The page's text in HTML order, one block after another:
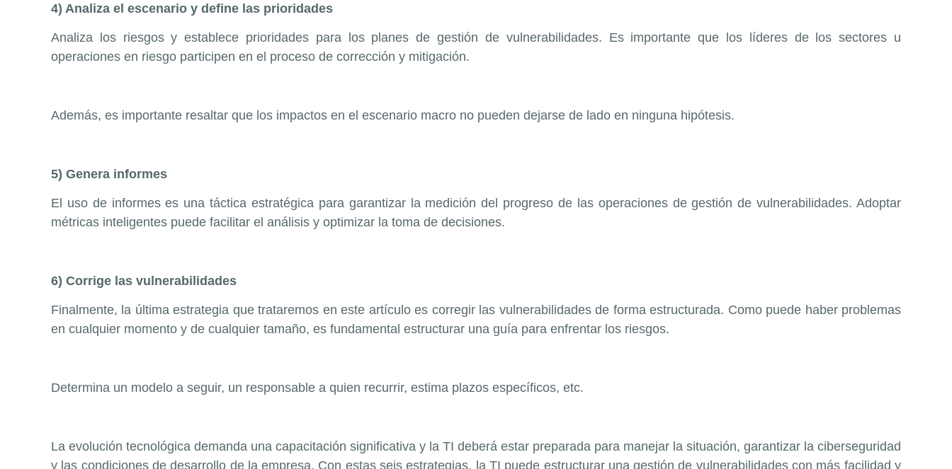
4) Analiza el escenario y define las prioridades
Analiza los riesgos y establece prioridades para los planes de gestión de vulnerabilidades. Es importante que los líderes de los sectores u
operaciones en riesgo participen en el proceso de corrección y mitigación.
Además, es importante resaltar que los impactos en el escenario macro no pueden dejarse de lado en ninguna hipótesis.
5) Genera informes
El uso de informes es una táctica estratégica para garantizar la medición del progreso de las operaciones de gestión de vulnerabilidades. Adoptar
métricas inteligentes puede facilitar el análisis y optimizar la toma de decisiones.
6) Corrige las vulnerabilidades
Finalmente, la última estrategia que trataremos en este artículo es corregir las vulnerabilidades de forma estructurada. Como puede haber problemas
en cualquier momento y de cualquier tamaño, es fundamental estructurar una guía para enfrentar los riesgos.
Determina un modelo a seguir, un responsable a quien recurrir, estima plazos específicos, etc.
La evolución tecnológica demanda una capacitación significativa y la TI deberá estar preparada para manejar la situación, garantizar la ciberseguridad
y las condiciones de desarrollo de la empresa. Con estas seis estrategias, la TI puede estructurar una gestión de vulnerabilidades con más facilidad y